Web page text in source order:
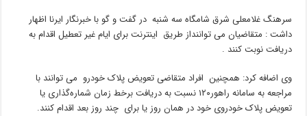
سرهنگ غلامعلی شرق شامگاه سه شنبه در گفت و گو با خبرنگار ایرنا اظهار
داشت : متقاضیان می تواننداز طریق اینترنت برای ایام غیر تعطیل اقدام به
دریافت نوبت کنند .
وی اضافه کرد: همچنین افراد متقاضی تعویض پلاک خودرو می توانند با
مراجعه به سامانه راهور۱۲۰ نسبت به دریافت برخط زمان شماره‌گذاری یا
تعویض پلاک خودروی خود در همان روز یا برای چند روز بعد اقدام کنند.